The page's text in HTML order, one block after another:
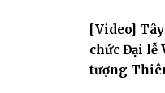
[Video]
chức Đại lễ
tượng